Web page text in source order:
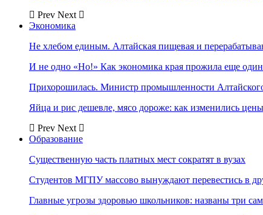
Prev Next
Экономика
Не хлебом единым. Алтайская пищевая и
И не одно «Но!» Как экономика края прожила еще
Прихорошилась. Министр промышленности
Яйца и рис дешевле, мясо дороже: как изменились
Prev Next
Образование
Существенную часть платных мест сократят в вузах
Студентов МГПУ массово вынуждают перевестись в
Главные угрозы здоровью школьников: названы три